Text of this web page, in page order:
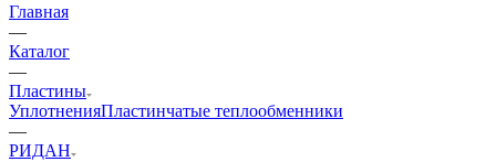
Главная
—
Каталог
—
Пластины
УплотненияПластинчатые теплообменники
—
РИДАН